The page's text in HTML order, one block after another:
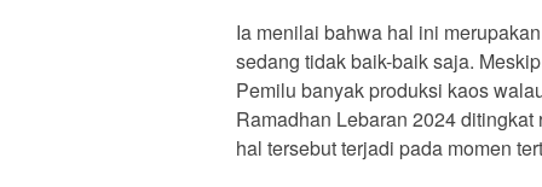
Ia menilai bahwa hal ini
sedang tidak baik-baik saja.
Pemilu banyak produksi kaos
Ramadhan Lebaran 2024
hal tersebut terjadi pada momen